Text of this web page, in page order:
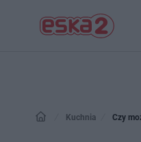
Kuchnia Czy